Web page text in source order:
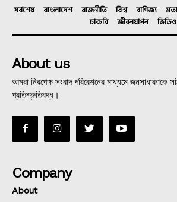
সর্বশেষ বাংলাদেশ রাজনীতি বিশ্ব বাণিজ্য
চাকরি
জীবনযাপন ভিডিও
About us
আমরা নিরপেক্ষ সংবাদ পরিবেশনের মাধ্যমে জনসাধারণকে
প্রতিশ্রুতিবদ্ধ।
Company
About